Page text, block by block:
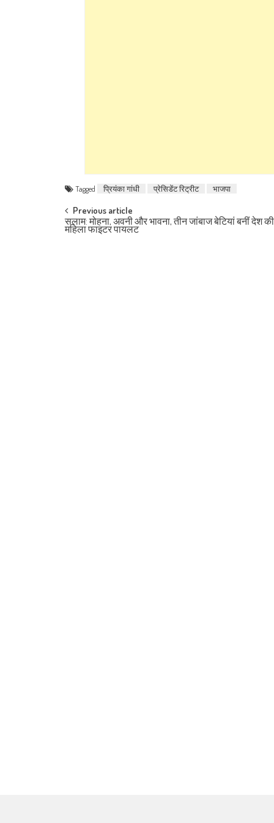
Tagged प्रियंका गांधी प्रेसिडेंट रिट्रीट भाजपा
Post navigation
Previous article
सलाम: मोहना, अवनी और भावना, तीन जांबाज बेटियां बनीं देश
महिला फाइटर पायलट